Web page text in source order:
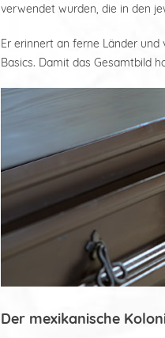
verwendet wurden, die in den
Er erinnert an ferne Länder
Basics. Damit das Gesamtbild
Der mexikanische